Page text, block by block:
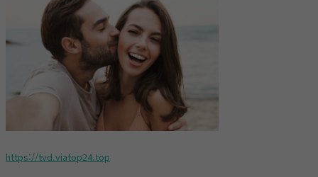
https://tvd.viatop24.top